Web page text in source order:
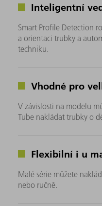
Inteligentní
Smart Profile Detection
a orientaci trubky a
techniku.
Vhodné pro
V závislosti na modelu
Tube nakládat trubky o
Flexibilní i u
Malé série můžete
nebo ručně.